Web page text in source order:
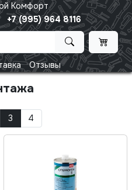
Комфорт
+7 (995) 964 8116
Отзывы
3 4